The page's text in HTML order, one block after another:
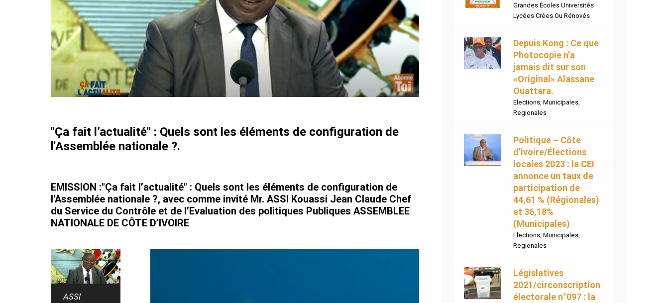
"Ça fait l’actualité" : Quels sont les éléments de configuration de
l'Assemblée nationale ?.
EMISSION :"Ça fait l’actualité" : Quels sont les éléments de configuration de
l'Assemblée nationale ?, avec comme invité Mr. ASSI Kouassi Jean Claude Chef
du Service du Contrôle et de l’Evaluation des politiques Publiques ASSEMBLEE
NATIONALE DE CÔTE D’IVOIRE
ASSI
Grandes Écoles Universités
Lycées Crées Ou Rénovés
Depuis Kong : Ce que
Photocopie n’a
jamais dit sur son
«Original» Alassane
Ouattara.
Elections, Municipales,
Regionales
Politique – Côte
d’ivoire/Élections
locales 2023 : la CEI
annonce un taux de
participation de
44,61 % (Régionales)
et 36,18%
(Municipales)
Elections, Municipales,
Regionales
Législatives
2021/circonscription
électorale n°097 : la